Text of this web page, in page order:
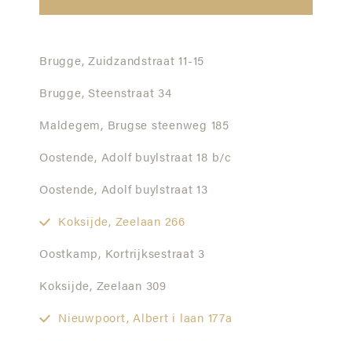
Brugge, Zuidzandstraat 11-15
Brugge, Steenstraat 34
Maldegem, Brugse steenweg 185
Oostende, Adolf buylstraat 18 b/c
Oostende, Adolf buylstraat 13
Koksijde, Zeelaan 266
Oostkamp, Kortrijksestraat 3
Koksijde, Zeelaan 309
Nieuwpoort, Albert i laan 177a